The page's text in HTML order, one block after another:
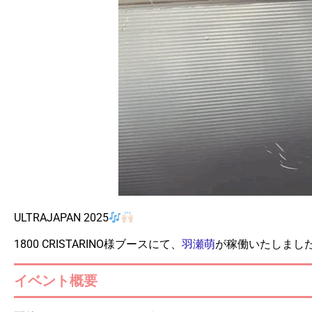
ULTRAJAPAN 2025
1800 CRISTARINO様ブースにて、 羽瀬萌が稼働いたしまし
イベント概要